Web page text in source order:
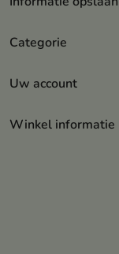
Categorie
Uw account
Winkel informatie